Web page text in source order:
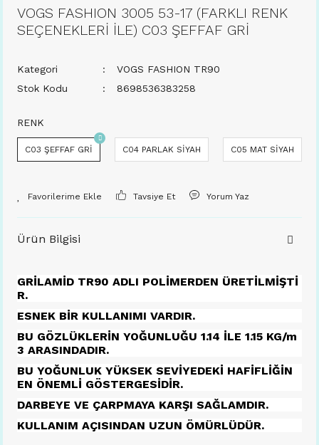
VOGS FASHION 3005 53-17 (FARKLI RENK
SEÇENEKLERİ İLE) C03 ŞEFFAF GRİ
Kategori
VOGS FASHION TR90
Stok Kodu
8698536383258
RENK
C03 ŞEFFAF GRİ C04 PARLAK SİYAH C05 MAT SİYAH
Tavsiye Et Yorum Yaz
Ürün Bilgisi
GRİLAMİD TR90 ADLI POLİMERDEN ÜRETİLMİŞTİ
R.
ESNEK BİR KULLANIMI VARDIR.
BU GÖZLÜKLERİN YOĞUNLUĞU 1.14 İLE 1.15 KG/m
3 ARASINDADIR.
BU YOĞUNLUK YÜKSEK SEVİYEDEKİ HAFİFLİĞİN
EN ÖNEMLİ GÖSTERGESİDİR.
DARBEYE VE ÇARPMAYA KARŞI SAĞLAMDIR.
KULLANIM AÇISINDAN UZUN ÖMÜRLÜDÜR.